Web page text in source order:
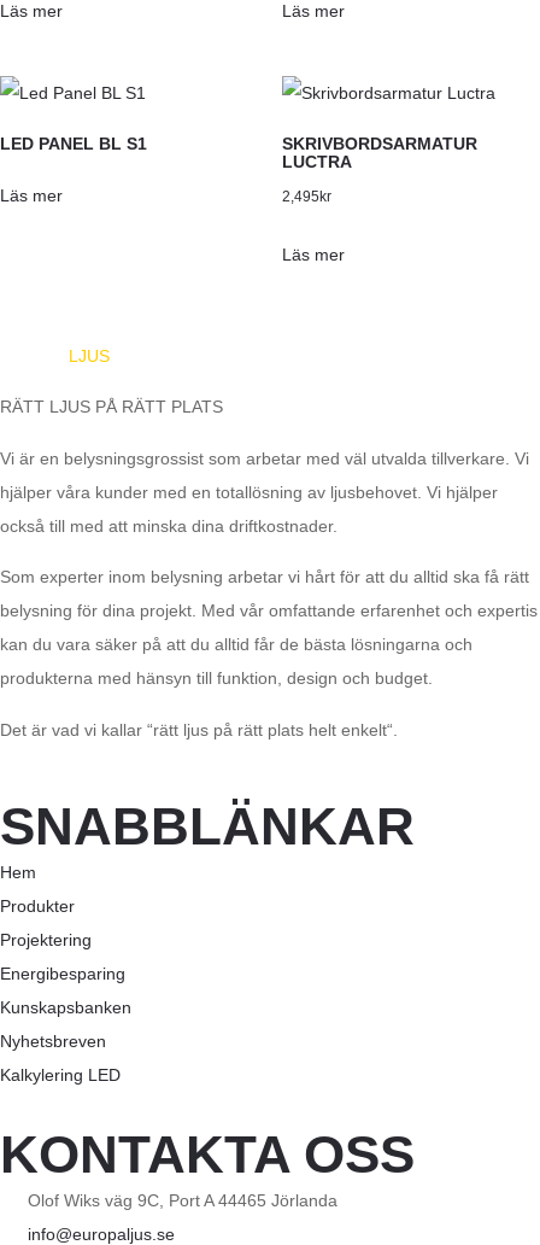
Läs mer Läs mer
LED PANEL BL S1
Läs mer
SKRIVBORDSARMATUR
LUCTRA
2,495 kr
Läs mer
LJUS
RÄTT LJUS PÅ RÄTT PLATS
Vi är en belysningsgrossist som arbetar med väl utvalda tillverkare. Vi
hjälper våra kunder med en totallösning av ljusbehovet. Vi hjälper
också till med att minska dina driftkostnader.
Som experter inom belysning arbetar vi hårt för att du alltid ska få rätt
belysning för dina projekt. Med vår omfattande erfarenhet och expertis
kan du vara säker på att du alltid får de bästa lösningarna och
produkterna med hänsyn till funktion, design och budget.
Det är vad vi kallar “rätt ljus på rätt plats helt enkelt“.
SNABBLÄNKAR
Hem
Produkter
Projektering
Energibesparing
Kunskapsbanken
Nyhetsbreven
Kalkylering LED
KONTAKTA OSS
Olof Wiks väg 9C, Port A 44465 Jörlanda
info@europaljus.se